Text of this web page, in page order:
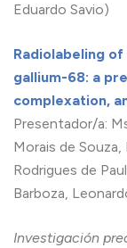
Eduardo Savio)
Radiolabeling
gallium-68: a
complexation,
Presentador/a:
Morais de
Rodrigues de
Barboza,
Investigación